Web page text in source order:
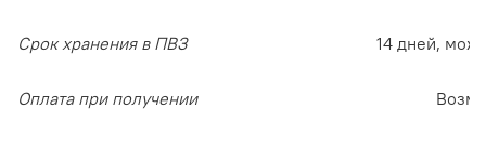
Срок хранения в ПВЗ 14 дней,
Оплата при получении